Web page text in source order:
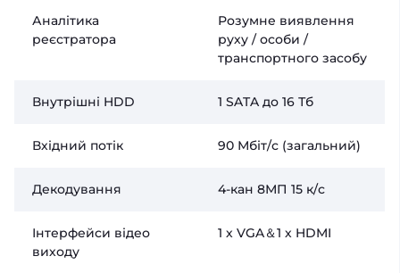
Аналітика
реєстратора
Розумне виявлення
руху / особи /
транспортного засобу
Внутрішні HDD 1 SATA до 16 Тб
Вхідний потік 90 Мбіт/с (загальний)
Декодування 4-кан 8МП 15 к/с
Інтерфейси відео
виходу
1 х VGA＆1 х HDMI